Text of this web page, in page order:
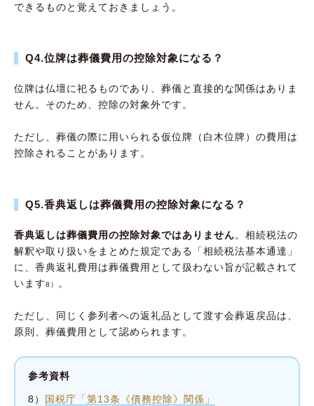
できるものと覚えておきましょう。
Q4.位牌は葬儀費用の控除対象になる？
位牌は仏壇に祀るものであり、葬儀と直接的な関係はありま
せん。そのため、控除の対象外です。
ただし、葬儀の際に用いられる仮位牌（白木位牌）の費用は
控除されることがあります。
Q5.香典返しは葬儀費用の控除対象になる？
香典返しは葬儀費用の控除対象ではありません。相続税法の
解釈や取り扱いをまとめた規定である「相続税法基本通達」
に、香典返礼費用は葬儀費用として扱わない旨が記載されて
います8） 。
ただし、同じく参列者への返礼品として渡す会葬返戻品は、
原則、葬儀費用として認められます。
参考資料
8） 国税庁「第13条《債務控除》関係」